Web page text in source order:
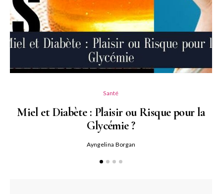
Santé
Miel et Diabète : Plaisir ou Risque pour la
Glycémie ?
Ayngelina Borgan